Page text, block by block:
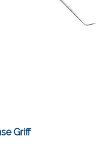
Griff